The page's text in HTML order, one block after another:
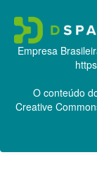
Empresa
O conteúdo
Creative